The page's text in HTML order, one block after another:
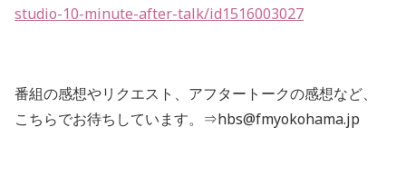
studio-10-minute-after-talk/id1516003027
番組の感想やリクエスト、アフタートークの感想など、
こちらでお待ちしています。⇒hbs@fmyokohama.jp